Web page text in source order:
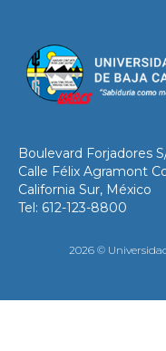
Boulevard Forjadores
Calle Félix Agramont
California Sur, México
Tel: 612-123-8800
2026 ©